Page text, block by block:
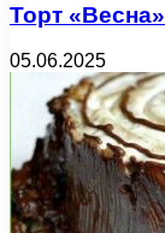
Торт «Весна»
05.06.2025